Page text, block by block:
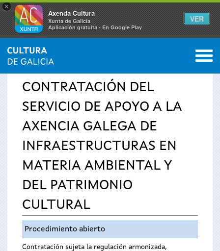
×
Axenda Cultura
Xunta de Galicia
Aplicación gratuíta - En Google Play
VER
Se
usted
aquí
INICIO › SERVICIOS 0
CONTRATACIÓN DEL
SERVICIO DE APOYO A LA
AXENCIA GALEGA DE
INFRAESTRUCTURAS EN
MATERIA AMBIENTAL Y
DEL PATRIMONIO
CULTURAL
Procedimiento abierto
Contratación sujeta la regulación armonizada,